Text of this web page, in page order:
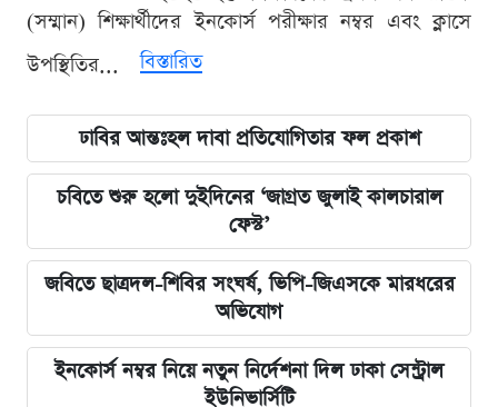
(সম্মান) শিক্ষার্থীদের ইনকোর্স পরীক্ষার নম্বর এবং ক্লাসে
উপস্থিতির...
বিস্তারিত
ঢাবির আন্তঃহল দাবা প্রতিযোগিতার ফল প্রকাশ
চবিতে শুরু হলো দুইদিনের ‘জাগ্রত জুলাই কালচারাল
ফেস্ট’
জবিতে ছাত্রদল-শিবির সংঘর্ষ, ভিপি-জিএসকে মারধরের
অভিযোগ
ইনকোর্স নম্বর নিয়ে নতুন নির্দেশনা দিল ঢাকা সেন্ট্রাল
ইউনিভার্সিটি